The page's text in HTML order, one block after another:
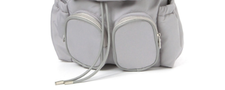
易，需依本服務之必要範圍內提供個人資料，並將交易相關給付款項請求債
權轉讓予恩沛科技股份有限公司。
２．關於個人資料處理事宜，請瀏覽以下網址：https://aftee.tw/terms/#terms3
３．未成年的使用者請事先徵得法定代理人或監護人之同意方可使用
「AFTEE先享後付」，若未經同意申辦者引起之損失，本公司不負相關責
４．使用「AFTEE先享後付」時，將依據個別帳號之用戶狀況，依本公司即
時審查核予不同之上限額度；若仍有額度不足之情形，本公司將視審查結果
請求用戶進行身份認證。
５．嚴禁一人註冊多個帳號或使用他人資訊註冊。若發現惡意使用之情形，